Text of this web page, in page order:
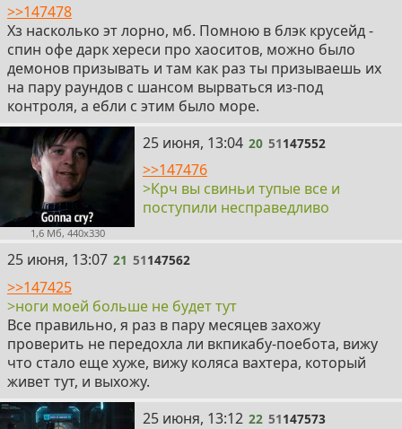
>>147478
Хз насколько эт лорно, мб. Помною в блэк крусейд -
спин офе дарк хереси про хаоситов, можно было
демонов призывать и там как раз ты призываешь их
на пару раундов с шансом вырваться из-под
контроля, а ебли с этим было море.
1,6 Мб, 440x330
20
25 июня, 13:04 20 51147552
>>147476
>Крч вы свиньи тупые все и
поступили несправедливо
21
25 июня, 13:07 21 51147562
>>147425
>ноги моей больше не будет тут
Все правильно, я раз в пару месяцев захожу
проверить не передохла ли вкпикабу-поебота, вижу
что стало еще хуже, вижу коляса вахтера, который
живет тут, и выхожу.
22
25 июня, 13:12 22 51147573